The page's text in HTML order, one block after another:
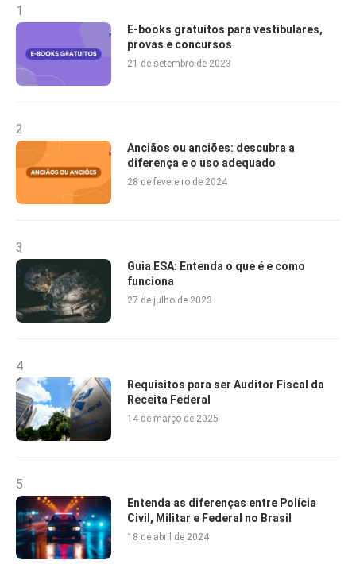
1
E-books gratuitos para vestibulares,
provas e concursos
21 de setembro de 2023
2
Anciãos ou anciões: descubra a
diferença e o uso adequado
28 de fevereiro de 2024
3
Guia ESA: Entenda o que é e como
funciona
27 de julho de 2023
4
Requisitos para ser Auditor Fiscal da
Receita Federal
14 de março de 2025
5
Entenda as diferenças entre Polícia
Civil, Militar e Federal no Brasil
18 de abril de 2024